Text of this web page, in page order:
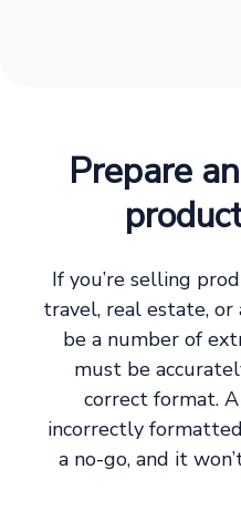
Prepare
If you’re selling
travel, real estate,
be a number of
must be
correct format.
incorrectly
a no-go, and it